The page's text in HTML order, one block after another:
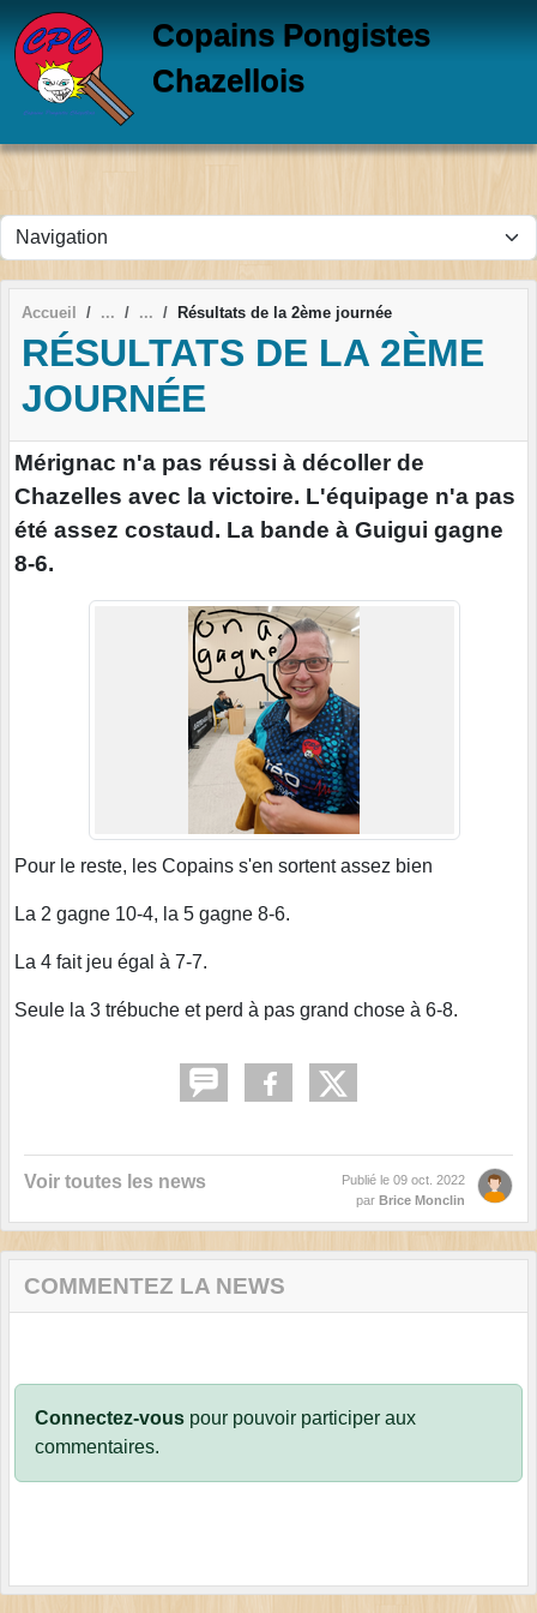
Copains Pongistes
Chazellois
Accueil Résultats de la 2ème journée
RÉSULTATS DE LA 2ÈME
JOURNÉE
Mérignac n'a pas réussi à décoller de
Chazelles avec la victoire. L'équipage n'a pas
été assez costaud. La bande à Guigui gagne
8-6.
Pour le reste, les Copains s'en sortent assez bien
La 2 gagne 10-4, la 5 gagne 8-6.
La 4 fait jeu égal à 7-7.
Seule la 3 trébuche et perd à pas grand chose à 6-8.
Voir toutes les news Publié le 09 oct. 2022
par Brice Monclin
COMMENTEZ LA NEWS
Connectez-vous pour pouvoir participer aux
commentaires.
Panneau de gestion des cookies